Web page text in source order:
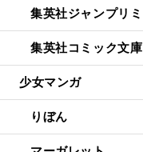
集英社ジャンプリ
集英社コミック文庫
少女マンガ
りぼん